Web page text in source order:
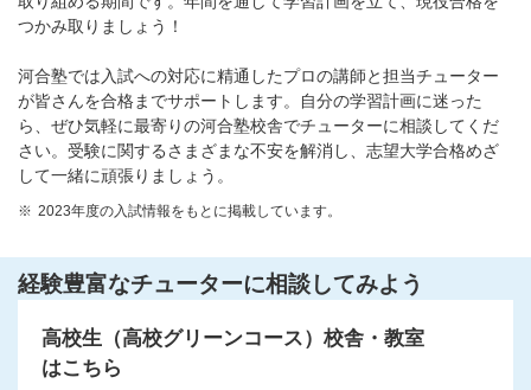
つかみ取りましょう！
河合塾では入試への対応に精通したプロの講師と担当チューター
が皆さんを合格までサポートします。自分の学習計画に迷った
ら、ぜひ気軽に最寄りの河合塾校舎でチューターに相談してくだ
さい。受験に関するさまざまな不安を解消し、志望大学合格めざ
して一緒に頑張りましょう。
2023年度の入試情報をもとに掲載しています。
経験豊富なチューターに相談してみよう
高校生（高校グリーンコース）校舎・教室
はこちら